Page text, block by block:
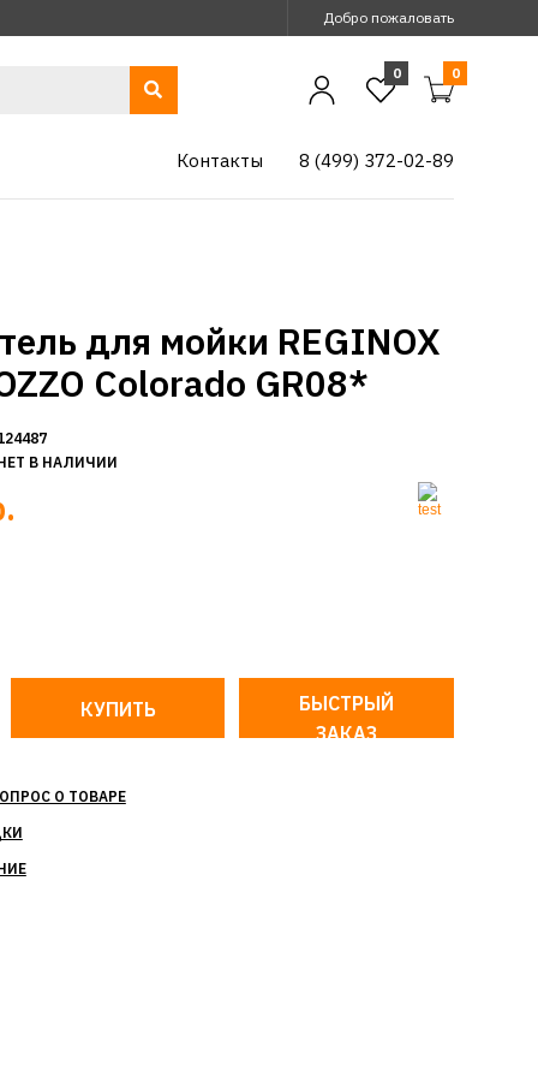
Добро пожаловать
0 0
8 (499) 372-02-89
Контакты
для мойки REGINOX
Colorado GR08*
В НАЛИЧИИ
БЫСТРЫЙ
ЗАКАЗ
О ТОВАРЕ